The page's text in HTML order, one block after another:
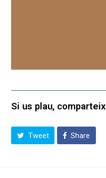
Si us plau, comparteix
Tweet Share